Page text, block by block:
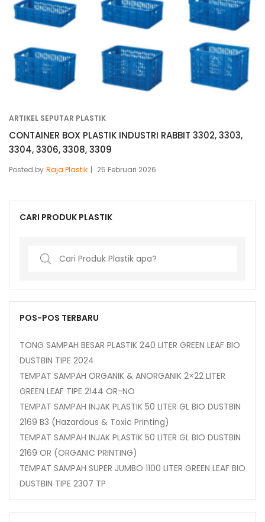
ARTIKEL SEPUTAR PLASTIK
CONTAINER BOX PLASTIK INDUSTRI RABBIT 3302, 3303,
3304, 3306, 3308, 3309
Posted by Raja Plastik 25 Februari 2026
CARI PRODUK PLASTIK
Search
POS-POS TERBARU
TONG SAMPAH BESAR PLASTIK 240 LITER GREEN LEAF BIO
DUSTBIN TIPE 2024
TEMPAT SAMPAH ORGANIK & ANORGANIK 2×22 LITER
GREEN LEAF TIPE 2144 OR-NO
TEMPAT SAMPAH INJAK PLASTIK 50 LITER GL BIO DUSTBIN
2169 B3 (Hazardous & Toxic Printing)
TEMPAT SAMPAH INJAK PLASTIK 50 LITER GL BIO DUSTBIN
2169 OR (ORGANIC PRINTING)
TEMPAT SAMPAH SUPER JUMBO 1100 LITER GREEN LEAF BIO
DUSTBIN TIPE 2307 TP